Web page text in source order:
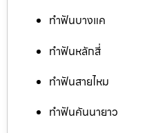
ทำฟันบางแค
ทำฟันหลักสี่
ทำฟันสายไหม
ทำฟันคันนายาว